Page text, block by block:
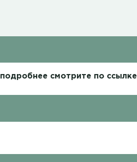
подробнее смотрите по ссылке